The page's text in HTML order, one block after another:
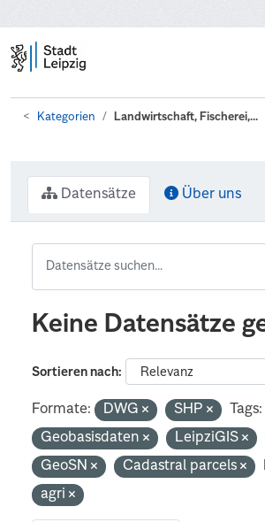
Kategorien Landwirtschaft, Fischerei,...
Datensätze Über uns
Keine Datensätze
Sortieren nach
Formate: DWG SHP
Tags:
Geobasisdaten
LeipziGIS
GeoSN
Cadastral parcels
agri